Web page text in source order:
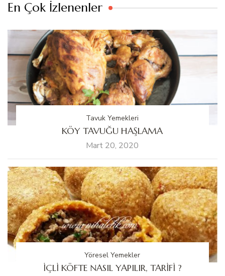
En Çok İzlenenler
Tavuk Yemekleri
KÖY TAVUĞU HAŞLAMA
Mart 20, 2020
Yöresel Yemekler
İÇLİ KÖFTE NASIL YAPILIR, TARİFİ ?